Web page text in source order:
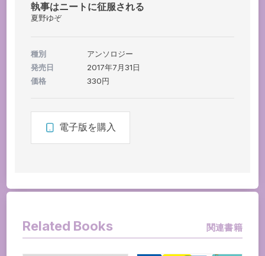
執事はニートに征服される
夏野ゆぞ
種別
アンソロジー
発売日
2017年7月31日
価格
330円
電子版を購入
Related Books 関連書籍